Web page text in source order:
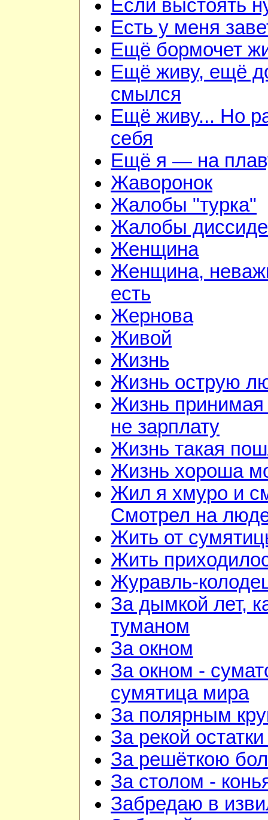
Если выстоять
Есть у меня
Ещё бормочет
Ещё живу, ещё
смылся
Ещё живу... Но
себя
Ещё я — на
Жаворонок
Жалобы "турка"
Жалобы
Женщина
Женщина,
есть
Жернова
Живой
Жизнь
Жизнь острую
Жизнь
не зарплату
Жизнь такая
Жизнь хороша
Жил я хмуро и
Смотрел на
Жить от
Жить
Журавль-
За дымкой лет,
туманом
За окном
За окном -
сумятица мира
За полярным
За рекой
За решёткою
За столом -
Забредаю в